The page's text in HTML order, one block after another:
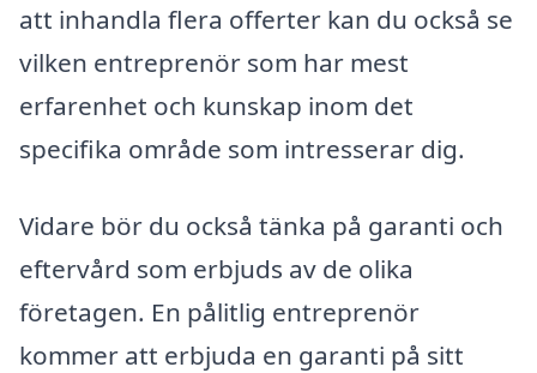
att inhandla flera offerter kan du också se
vilken entreprenör som har mest
erfarenhet och kunskap inom det
specifika område som intresserar dig.
Vidare bör du också tänka på garanti och
eftervård som erbjuds av de olika
företagen. En pålitlig entreprenör
kommer att erbjuda en garanti på sitt